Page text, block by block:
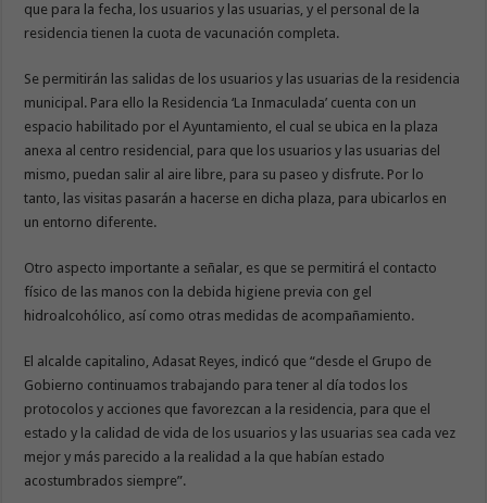
que para la fecha, los usuarios y las usuarias, y el personal de la
residencia tienen la cuota de vacunación completa.
Se permitirán las salidas de los usuarios y las usuarias de la residencia
municipal. Para ello la Residencia ‘La Inmaculada’ cuenta con un
espacio habilitado por el Ayuntamiento, el cual se ubica en la plaza
anexa al centro residencial, para que los usuarios y las usuarias del
mismo, puedan salir al aire libre, para su paseo y disfrute. Por lo
tanto, las visitas pasarán a hacerse en dicha plaza, para ubicarlos en
un entorno diferente.
Otro aspecto importante a señalar, es que se permitirá el contacto
físico de las manos con la debida higiene previa con gel
hidroalcohólico, así como otras medidas de acompañamiento.
El alcalde capitalino, Adasat Reyes, indicó que “desde el Grupo de
Gobierno continuamos trabajando para tener al día todos los
protocolos y acciones que favorezcan a la residencia, para que el
estado y la calidad de vida de los usuarios y las usuarias sea cada vez
mejor y más parecido a la realidad a la que habían estado
acostumbrados siempre”.